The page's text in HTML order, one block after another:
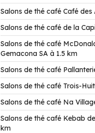
Salons de thé café Café des
Salons de thé café de la
Salons de thé café
Gemacona SA à 1.5 km
Salons de thé café
Salons de thé café Trois-
Salons de thé café Na
Salons de thé café Kebab
km